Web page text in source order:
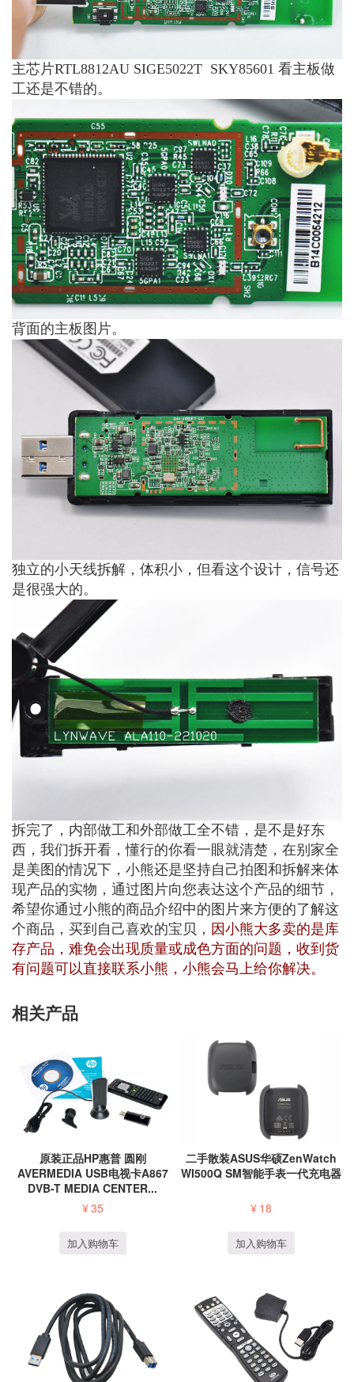
主芯片RTL8812AU SIGE5022T SKY85601 看主板做
工还是不错的。
背面的主板图片。
独立的小天线拆解，体积小，但看这个设计，信号还
是很强大的。
拆完了，内部做工和外部做工全不错，是不是好东
西，我们拆开看，懂行的你看一眼就清楚，在别家全
是美图的情况下，小熊还是坚持自己拍图和拆解来体
现产品的实物，通过图片向您表达这个产品的细节，
希望你通过小熊的商品介绍中的图片来方便的了解这
个商品，买到自己喜欢的宝贝， 因小熊大多卖的是库
存产品，难免会出现质量或成色方面的问题，收到货
有问题可以直接联系小熊，小熊会马上给你解决。
相关产品
原装正品HP惠普 圆刚
AVERMEDIA USB电视卡A867
DVB-T MEDIA CENTER...
¥35
加入购物车
二手散装ASUS华硕ZenWatch
WI500Q SM智能手表一代充电器
¥ 18
加入购物车